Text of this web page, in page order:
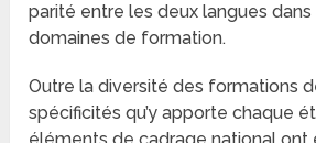
parité entre les deux langues
domaines de formation.
Outre la diversité des formations
spécificités qu’y apporte chaque